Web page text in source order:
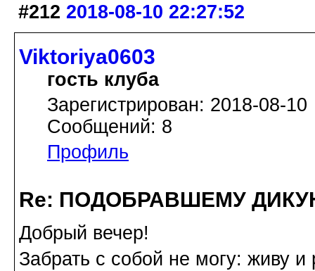
#212 2018-08-10 22:27:52
Viktoriya0603
гость клуба
Зарегистрирован: 2018-08-10
Сообщений: 8
Профиль
Re: ПОДОБРАВШЕМУ
Добрый вечер!
Забрать с собой не могу: живу